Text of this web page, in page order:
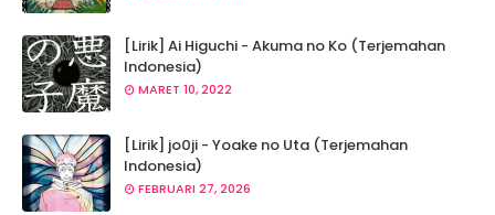
[Lirik] Ai Higuchi - Akuma no Ko (Terjemahan
Indonesia)
MARET 10, 2022
[Lirik] jo0ji - Yoake no Uta (Terjemahan
Indonesia)
FEBRUARI 27, 2026